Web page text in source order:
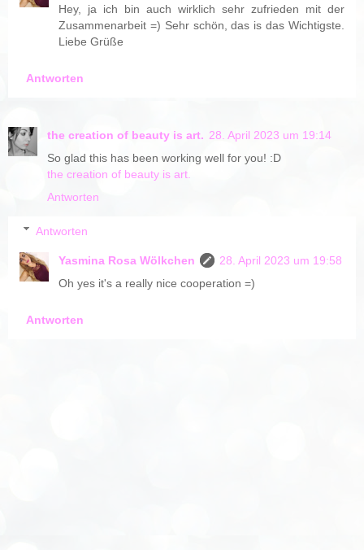
Hey, ja ich bin auch wirklich sehr zufrieden mit der
Zusammenarbeit =) Sehr schön, das is das Wichtigste.
Liebe Grüße
Antworten
the creation of beauty is art. 28. April 2023 um 19:14
So glad this has been working well for you! :D
the creation of beauty is art.
Antworten
Antworten
Yasmina Rosa Wölkchen
28. April 2023 um 19:58
Oh yes it's a really nice cooperation =)
Antworten